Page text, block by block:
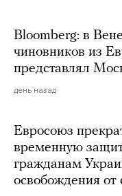
Bloomberg: в
чиновников из
представлял
день назад
Евросоюз
временную
гражданам
освобождения